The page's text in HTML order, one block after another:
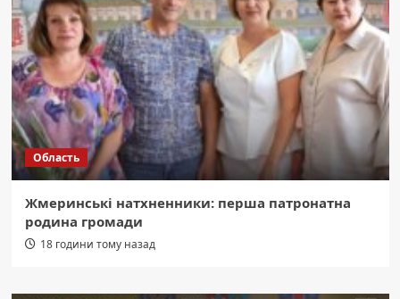
Область
Жмеринські натхненники: перша патронатна
родина громади
18 години тому назад